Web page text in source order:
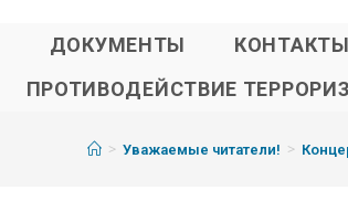
ДОКУМЕНТЫ
КОНТАКТЫ
ПРОТИВОДЕЙСТВИЕ
> Уважаемые читатели! >